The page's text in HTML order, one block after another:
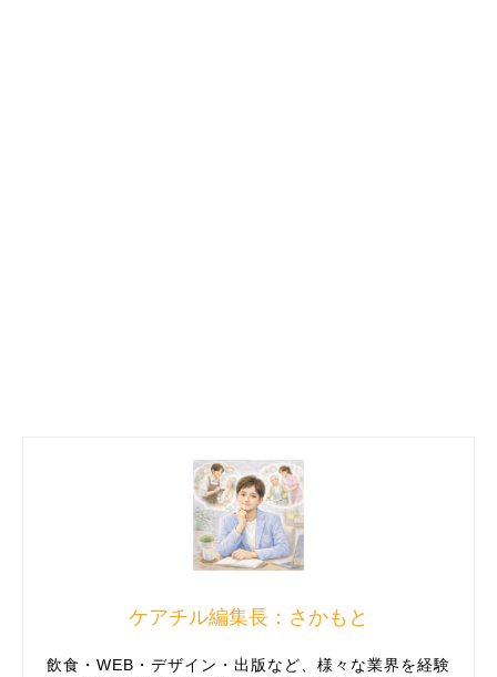
ケアチル編集長：さかもと
飲食・WEB・デザイン・出版など、様々な業界を経験